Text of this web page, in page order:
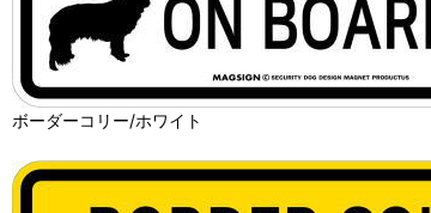
ボーダーコリー/ホワイト